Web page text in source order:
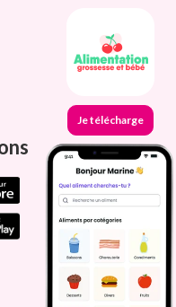
Je télécharge